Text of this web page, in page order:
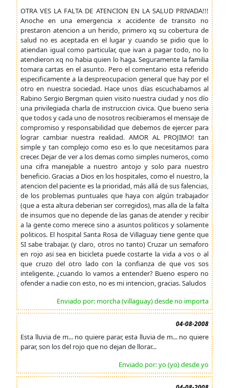
OTRA VES LA FALTA DE ATENCION EN LA SALUD PRIVADA!!!
Anoche en una emergencia x accidente de transito no
prestaron atencion a un herido, primero xq su cobertura de
salud no es aceptada en el lugar y cuando se pidio que lo
atiendan igual como particular, que ivan a pagar todo, no lo
atendieron xq no habia quien lo haga. Seguramente la familia
tomara cartas en el asunto. Pero el comentario esta referido
especificamente a la despreocupacion general que hay por el
otro en nuestra sociedad. Hace unos días escuchabamos al
Rabino Sergio Bergman quien visito nuestra ciudad y nos dío
una privilegiada charla de instruccion civica. Que bueno seria
que todos y cada uno de nosotros recibieramos el mensaje de
compromiso y responsabilidad que debemos de ejercer para
lograr cambiar nuestra realidad. AMOR AL PROJIMO! tan
simple y tan complejo como eso es lo que necesitamos para
crecer. Dejar de ver a los demas como simples numeros, como
una cifra manejable a nuestro antojo y solo para nuestro
beneficio. Gracias a Dios en los hospitales, como el nuestro, la
atencion del paciente es la prioridad, más allá de sus falencias,
de los problemas puntuales que haya con algún trabajador
(que a esta altura deberian ser corregidos), mas alla de la falta
de insumos que no depende de las ganas de atender y recibir
a la gente como merece sino a asuntos politicos y solamente
politicos. El hospital Santa Rosa de Villaguay tiene gente que
SI sabe trabajar. (y claro, otros no tanto) Cruzar un semaforo
en rojo asi sea en bicicleta puede costarte la vida a vos o al
que cruzo del otro lado con la confianza de que vos sos
inteligente. ¿cuando lo vamos a entender? Bueno espero no
ofender a nadie con esto, no es mi intencion, gracias. Saludos
Enviado por: morcha (villaguay) desde no importa
04-08-2008
Esta lluvia de m... no quiere parar, esta lluvia de m... no quiere
parar, son los del rojo que no dejan de llorar...
Enviado por: yo (yo) desde yo